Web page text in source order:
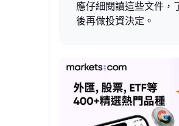
應仔細閱讀這些文件，
後再做投資決定。